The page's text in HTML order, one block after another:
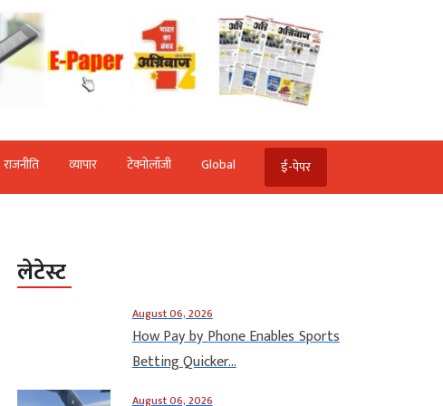
राजनीति व्‍यापार टेक्‍नोलॉजी Global ई-पेपर
लेटेस्ट
August 06, 2026
How Pay by Phone Enables Sports
Betting Quicker...
August 06, 2026